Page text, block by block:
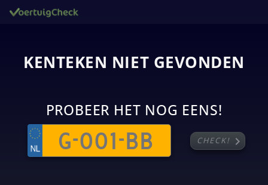
KENTEKEN NIET GEVONDEN
PROBEER HET NOG EENS!
CHECK! chevron_right